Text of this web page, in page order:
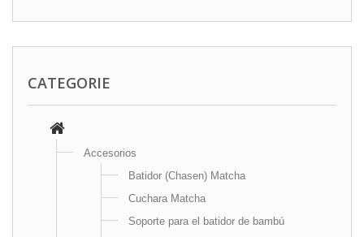
CATEGORIE
Accesorios
Batidor (Chasen) Matcha
Cuchara Matcha
Soporte para el batidor de bambú